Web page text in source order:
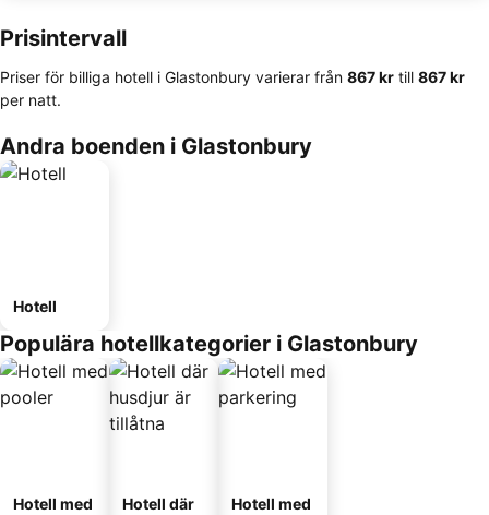
Prisintervall
Priser för billiga hotell i Glastonbury varierar från ‎867 kr till ‎867 kr
per natt.
Andra boenden i Glastonbury
Hotell
Populära hotellkategorier i Glastonbury
Hotell med
Hotell där
Hotell med